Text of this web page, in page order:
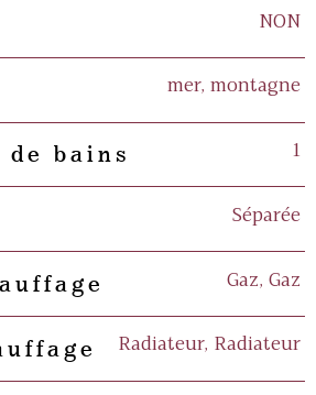
NON
mer, montagne
bains 1
Séparée
Gaz, Gaz
Radiateur, Radiateur